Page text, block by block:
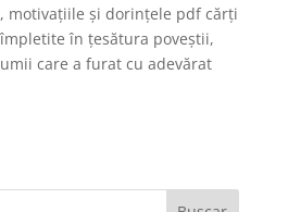
motivațiile și dorințele pdf cărți
în țesătura poveștii,
care a furat cu adevărat